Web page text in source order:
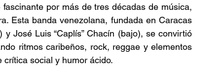
por más de tres décadas de música,
Esta banda venezolana, fundada en Caracas
José Luis “Caplís” Chacín (bajo), se convirtió
ritmos caribeños, rock, reggae y elementos
social y humor ácido.